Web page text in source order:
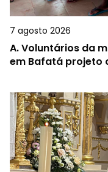
7 agosto 2026
A.Voluntários da
em Bafatá projeto